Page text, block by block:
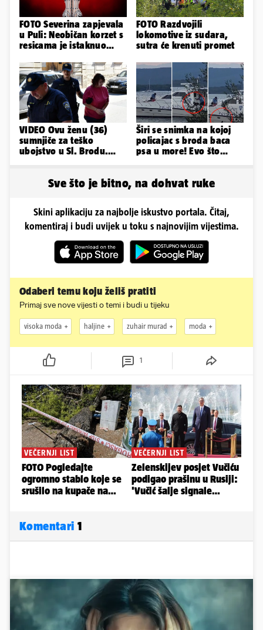
FOTO Severina zapjevala
u Puli: Neobičan korzet s
resicama je istaknuo
FOTO Razdvojili
lokomotive iz sudara,
sutra će krenuti promet
VIDEO Ovu ženu (36)
sumnjiče za teško
ubojstvo u Sl. Brodu.
Širi se snimka na kojoj
policajac s broda baca
psa u more! Evo što
Sve što je bitno, na dohvat ruke
Skini aplikaciju za najbolje iskustvo portala. Čitaj,
komentiraj i budi uvijek u toku s najnovijim vijestima.
Odaberi temu koju želiš pratiti
Primaj sve nove vijesti o temi i budi u tijeku
visoka moda haljine zuhair murad moda
1
Komentari 1